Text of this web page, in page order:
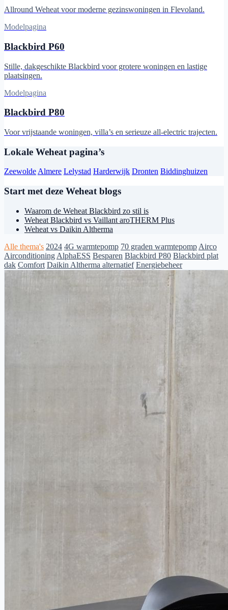
Allround Weheat voor moderne gezinswoningen in Flevoland.
Modelpagina
Blackbird P60
Stille, dakgeschikte Blackbird voor grotere woningen en lastige
plaatsingen.
Modelpagina
Blackbird P80
Voor vrijstaande woningen, villa’s en serieuze all-electric trajecten.
Lokale Weheat pagina’s
ZeewoldeAlmere Lelystad Harderwijk Dronten Biddinghuizen
Start met deze Weheat blogs
Waarom de Weheat Blackbird zo stil is
Weheat Blackbird vs Vaillant aroTHERM Plus
Weheat vs Daikin Altherma
Alle thema's 2024 4G warmtepomp 70 graden warmtepomp Airco
Airconditioning AlphaESS Besparen Blackbird P80 Blackbird plat
dak Comfort Daikin Altherma alternatief Energiebeheer